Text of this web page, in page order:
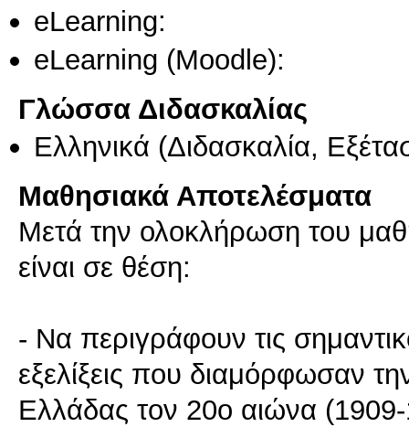
eLearning:
eLearning (Moodle):
Γλώσσα Διδασκαλίας
Ελληνικά (Διδασκαλία,
Μαθησιακά Αποτελέσματα
Μετά την ολοκλήρωση του
είναι σε θέση:
- Να περιγράφουν τις
εξελίξεις που διαμόρφωσαν
Ελλάδας τον 20ο αιώνα